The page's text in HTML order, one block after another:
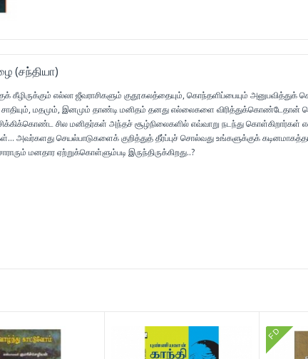
(சந்தியா)
கீழிருக்கும் எல்லா ஜீவராசிகளும் குதூகலத்தையும், கொந்தளிப்பையும்
சாதியும், மதமும், இனமும் தாண்டி மனிதம் தனது எல்லைகளை விரித்துக்கொண்டேதான்
சில மனிதர்கள் அந்தச் சூழ்நிலைகளில் எவ்வாறு நடந்து கொள்கிறார்கள்
அவர்களது செயல்பாடுகளைக் குறித்துத் தீர்ப்புச் சொல்வது உங்களுக்குக்
மனதார ஏற்றுக்கொள்ளும்படி இருந்திருக்கிறது..?
FD